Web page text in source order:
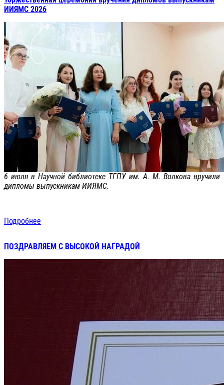
ИИЯМС 2026
6 июля в Научной библиотеке ТГПУ им. А. М. Волкова вручили
дипломы выпускникам ИИЯМС.
Подробнее
ПОЗДРАВЛЯЕМ С ВЫСОКОЙ НАГРАДОЙ